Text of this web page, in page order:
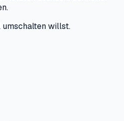
umschalten willst.